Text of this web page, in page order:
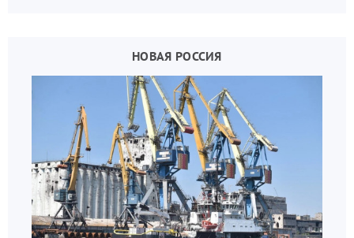
НОВАЯ РОССИЯ